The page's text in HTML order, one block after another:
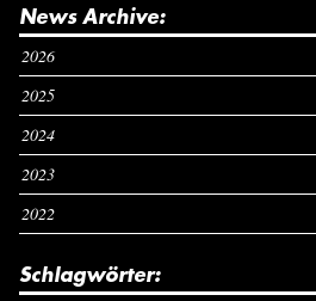
News Archive:
2026
2025
2024
2023
2022
Schlagwörter: